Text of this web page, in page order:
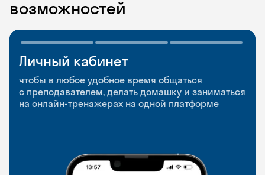
возможностей
Личный кабинет
чтобы в любое удобное время общаться
с преподавателем, делать домашку и заниматься
на онлайн-тренажерах на одной платформе
Мобильное
приложение
чтобы заниматься и изучать новые слова где
и когда удобно
Разговорные клубы
и Talks
Групповые занятия для разговорной практики
и индивидуальные встречи с преподавателями